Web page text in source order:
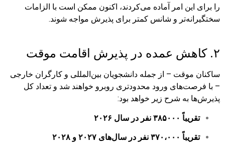
را برای این امر آماده می‌کردند، اکنون ممکن است با الزامات
سختگیرانه‌تر و شانس کمتر برای پذیرش مواجه شوند.
۲. کاهش عمده در پذیرش اقامت موقت
ساکنان موقت – از جمله دانشجویان بین‌المللی و کارگران خارجی
– با فرصت‌های ورود محدودتری روبرو خواهند شد و تعداد کل
پذیرش‌ها به شرح زیر خواهد بود:
تقریباً ۳۸۵۰۰۰ نفر در سال ۲۰۲۶
تقریباً ۳۷۰،۰۰۰ نفر در سال‌های ۲۰۲۷ و ۲۰۲۸